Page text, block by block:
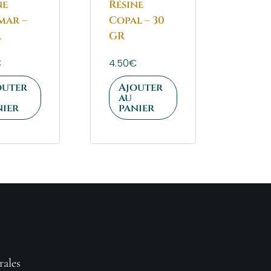
–
Résine
Copal – 30
GR
4.50€
Ajouter
au
panier